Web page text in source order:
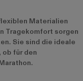
Materialien
Tragekomfort sorgen
Sie sind die ideale
ob für den